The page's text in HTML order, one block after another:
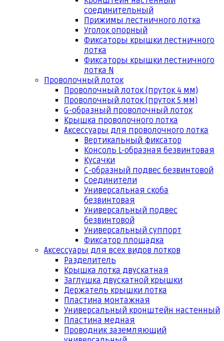
соединительный
Прижимы лестничного лотка
Уголок опорный
Фиксаторы крышки лестничного
лотка
Фиксаторы крышки лестничного
лотка N
Проволочный лоток
Проволочный лоток (пруток 4 мм)
Проволочный лоток (пруток 5 мм)
G-образный проволочный лоток
Крышка проволочного лотка
Аксессуары для проволочного лотка
Вертикальный фиксатор
Консоль L-образная безвинтовая
Кусачки
С-образный подвес безвинтовой
Соединители
Универсальная скоба
безвинтовая
Универсальный подвес
безвинтовой
Универсальный суппорт
Фиксатор площадка
Аксессуары для всех видов лотков
Разделитель
Крышка лотка двускатная
Заглушка двускатной крышки
Держатель крышки лотка
Пластина монтажная
Универсальный кронштейн настенный
Пластина медная
Проводник заземляющий